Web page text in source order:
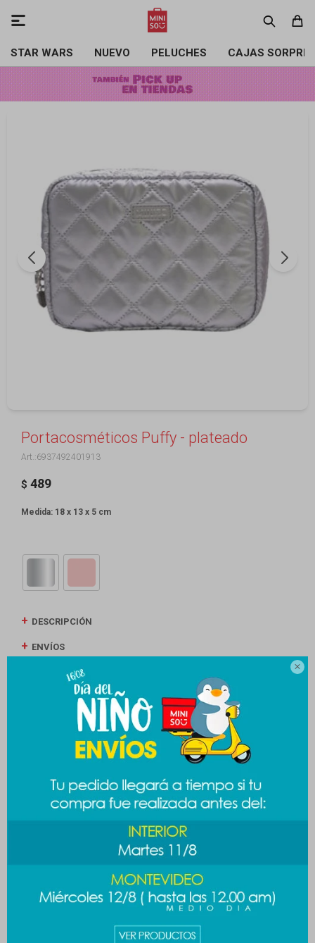

STAR WARS NUEVO PELUCHES CAJAS

Portacosméticos Puffy - plateado
6937492401913
$ 489
Medida: 18 x 13 x 5 cm
DESCRIPCIÓN
ENVÍOS
CAMBIOS Y DEVOLUCIONES
MEDIOS DE PAGO
Productos que te pueden interesar